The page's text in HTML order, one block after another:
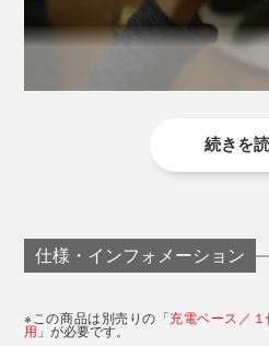
写真は「充電ベース／１個用」に「直径6×
だけで充電がスタート。充
り、その姿さえインテリアの
寝室に置いておけば、就寝時
あるだけでベッドまでスムー
うサインに。つい見続けてし
続きを
仕様・インフォメーション
※この商品は別売りの「充電ベース／１
用」が必要です。